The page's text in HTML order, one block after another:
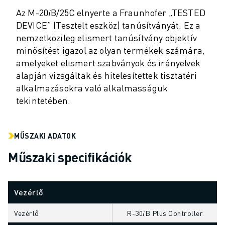
ANYAGMOZGATÁS
FESTÉS
PONTHEGESZTÉS
VIZUÁLIS ELLENŐRZÉS
HUZALOS EDM VÁGÁS
ESETTANULMÁNYOK
ÜGYFÉLSZOLGÁLAT
KARBANTARTÁSI SZOLGÁTATÁSOK
TÁVOLI MŰSZAKI TÁMOGATÁS
PÓTALKATRÉSZEK
DIGITÁLIS SZOLGÁLTATÁSI ESZKÖZÖK
E-STORE
LETÖLTÉSI KÖZPONT " MYFANUC
Az M-20𝑖B/25C elnyerte a Fraunhofer „TESTED
DEVICE” (Tesztelt eszköz) tanúsítványát. Ez a
nemzetközileg elismert tanúsítvány objektív
minősítést igazol az olyan termékek számára,
amelyeket elismert szabványok és irányelvek
alapján vizsgáltak és hitelesítettek tisztatéri
alkalmazásokra való alkalmasságuk
tekintetében.
MŰSZAKI ADATOK
Műszaki specifikációk
Vezérlő
Vezérlő R-30𝑖B Plus Controller